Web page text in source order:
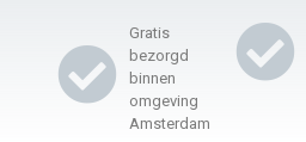
Gratis
bezorgd
binnen
omgeving
Amsterdam